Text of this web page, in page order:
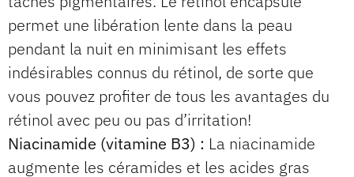
permet une libération lente dans la peau
pendant la nuit en minimisant les effets
indésirables connus du rétinol, de sorte que
vous pouvez profiter de tous les avantages du
rétinol avec peu ou pas d’irritation!
Niacinamide (vitamine B3) : La niacinamide
augmente les céramides et les acides gras